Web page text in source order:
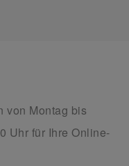
von Montag bis
Uhr für Ihre Online-